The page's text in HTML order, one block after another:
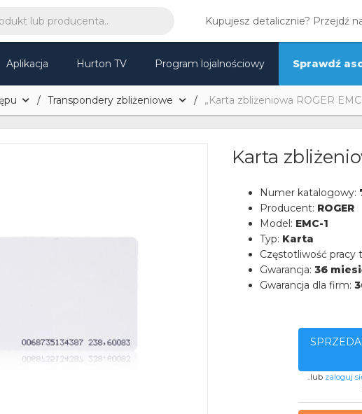
Kupujesz detalicznie? Przejdź
Aplikacja Hurton TV Program lojalnościowy Sprawdź
Transpondery zbliżeniowe „Karta zbliżeniowa ROGER
Karta
Numer katalogowy:
Producent: ROGER
Model: EMC-1
Typ: Karta
Częstotliwość pracy
Gwarancja: 36
Gwarancja dla firm:
..lub zaloguj